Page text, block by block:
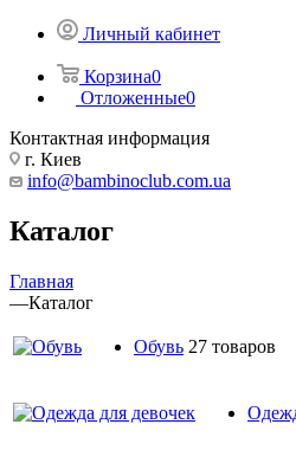
Личный кабинет
Корзина0
Отложенные0
Контактная информация
г. Киев
info@bambinoclub.com.ua
Каталог
Главная
—Каталог
Обувь 27 товаров